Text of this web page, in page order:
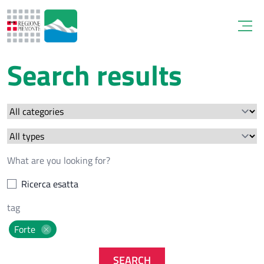
Search results
Ricerca esatta
Forte
SEARCH